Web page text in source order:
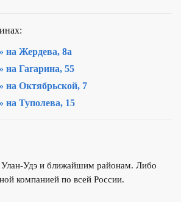
на Жердева, 8а
на Гагарина, 55
на Октябрьской, 7
на Туполева, 15
Улан-Удэ и ближайшим районам. Либо
компанией по всей России.